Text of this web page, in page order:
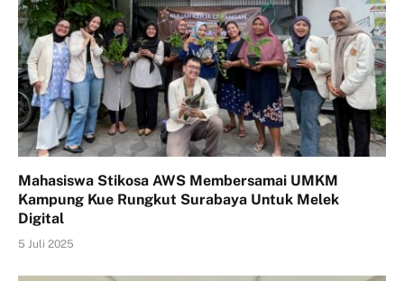
Mahasiswa Stikosa AWS Membersamai UMKM
Kampung Kue Rungkut Surabaya Untuk Melek
Digital
5 Juli 2025